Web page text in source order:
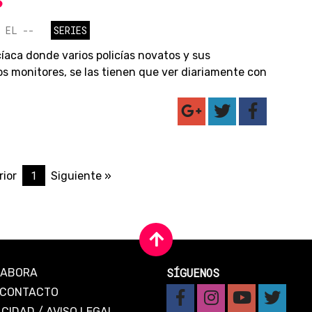
EL --
SERIES
donde varios policías novatos y sus
monitores, se las tienen que ver diariamente con
1 Siguiente »
CONTACTO
SÍGUENOS